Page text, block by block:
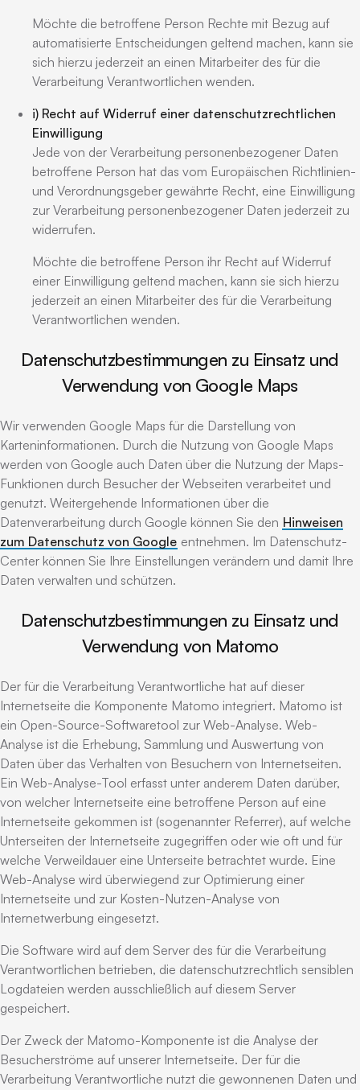
Möchte die betroffene Person Rechte mit Bezug auf
automatisierte Entscheidungen geltend machen, kann sie
sich hierzu jederzeit an einen Mitarbeiter des für die
Verarbeitung Verantwortlichen wenden.
i) Recht auf Widerruf einer datenschutzrechtlichen
Einwilligung
Jede von der Verarbeitung personenbezogener Daten
betroffene Person hat das vom Europäischen Richtlinien-
und Verordnungsgeber gewährte Recht, eine Einwilligung
zur Verarbeitung personenbezogener Daten jederzeit zu
widerrufen.
Möchte die betroffene Person ihr Recht auf Widerruf
einer Einwilligung geltend machen, kann sie sich hierzu
jederzeit an einen Mitarbeiter des für die Verarbeitung
Verantwortlichen wenden.
Datenschutzbestimmungen zu Einsatz und
Verwendung von Google Maps
Wir verwenden Google Maps für die Darstellung von
Karteninformationen. Durch die Nutzung von Google Maps
werden von Google auch Daten über die Nutzung der Maps-
Funktionen durch Besucher der Webseiten verarbeitet und
genutzt. Weitergehende Informationen über die
Datenverarbeitung durch Google können Sie den Hinweisen
zum Datenschutz von Google entnehmen. Im Datenschutz-
Center können Sie Ihre Einstellungen verändern und damit Ihre
Daten verwalten und schützen.
Datenschutzbestimmungen zu Einsatz und
Verwendung von Matomo
Der für die Verarbeitung Verantwortliche hat auf dieser
Internetseite die Komponente Matomo integriert. Matomo ist
ein Open-Source-Softwaretool zur Web-Analyse. Web-
Analyse ist die Erhebung, Sammlung und Auswertung von
Daten über das Verhalten von Besuchern von Internetseiten.
Ein Web-Analyse-Tool erfasst unter anderem Daten darüber,
von welcher Internetseite eine betroffene Person auf eine
Internetseite gekommen ist (sogenannter Referrer), auf welche
Unterseiten der Internetseite zugegriffen oder wie oft und für
welche Verweildauer eine Unterseite betrachtet wurde. Eine
Web-Analyse wird überwiegend zur Optimierung einer
Internetseite und zur Kosten-Nutzen-Analyse von
Internetwerbung eingesetzt.
Die Software wird auf dem Server des für die Verarbeitung
Verantwortlichen betrieben, die datenschutzrechtlich sensiblen
Logdateien werden ausschließlich auf diesem Server
gespeichert.
Der Zweck der Matomo-Komponente ist die Analyse der
Besucherströme auf unserer Internetseite. Der für die
Verarbeitung Verantwortliche nutzt die gewonnenen Daten und